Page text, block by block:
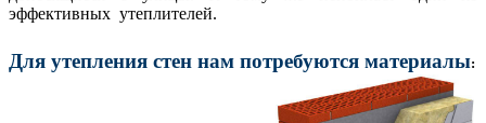
эффективных утеплителей.
Для утепления стен нам потребуются материалы: